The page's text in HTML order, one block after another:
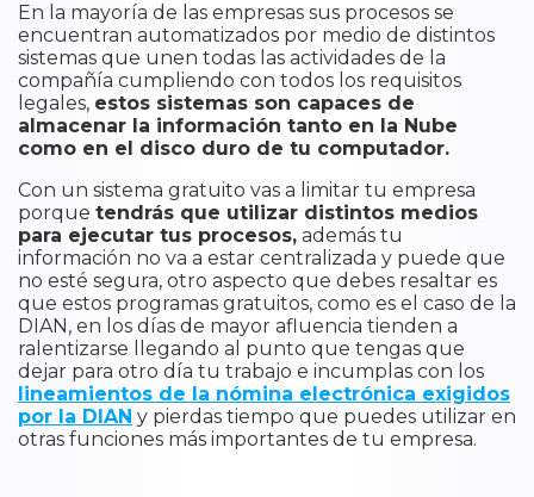
En la mayoría de las empresas sus procesos se
encuentran automatizados por medio de distintos
sistemas que unen todas las actividades de la
compañía cumpliendo con todos los requisitos
legales, estos sistemas son capaces de
almacenar la información tanto en la Nube
como en el disco duro de tu computador.
Con un sistema gratuito vas a limitar tu empresa
porque tendrás que utilizar distintos medios
para ejecutar tus procesos, además tu
información no va a estar centralizada y puede que
no esté segura, otro aspecto que debes resaltar es
que estos programas gratuitos, como es el caso de la
DIAN, en los días de mayor afluencia tienden a
ralentizarse llegando al punto que tengas que
dejar para otro día tu trabajo e incumplas con los
lineamientos de la nómina electrónica exigidos
por la DIAN y pierdas tiempo que puedes utilizar en
otras funciones más importantes de tu empresa.